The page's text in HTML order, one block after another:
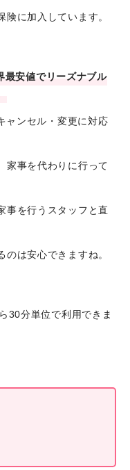
に加入しています。
安値でリーズナブル
ャンセル・変更に対応
家事を代わりに行って
事を行うスタッフと直
は安心できますね。
30分単位で利用できま